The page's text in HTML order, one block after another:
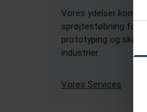
Vores ydelser
sprøjtestøbning for
prototyping og
industrier.
Vores Services